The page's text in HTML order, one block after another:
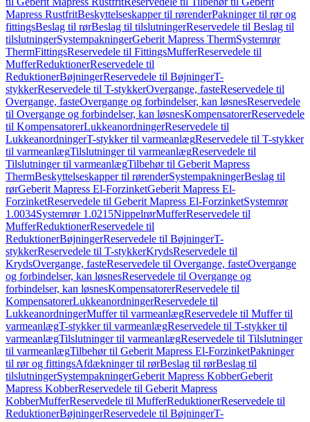
Mapress RustfritBeskyttelseskapper til rørenderPakninger til rør og
fittingsBeslag til rørBeslag til tilslutningerReservedele til Beslag til
tilslutningerSystempakningerGeberit Mapress ThermSystemrør
ThermFittingsReservedele til FittingsMufferReservedele til
MufferReduktionerReservedele til
ReduktionerBøjningerReservedele til BøjningerT-
stykkerReservedele til T-stykkerOvergange, fasteReservedele til
Overgange, fasteOvergange og forbindelser, kan løsnesReservedele
til Overgange og forbindelser, kan løsnesKompensatorerReservedele
til KompensatorerLukkeanordningerReservedele til
LukkeanordningerT-stykker til varmeanlægReservedele til T-stykker
til varmeanlægTilslutninger til varmeanlægReservedele til
Tilslutninger til varmeanlægTilbehør til Geberit Mapress
ThermBeskyttelseskapper til rørenderSystempakningerBeslag til
rørGeberit Mapress El-ForzinketGeberit Mapress El-
ForzinketReservedele til Geberit Mapress El-ForzinketSystemrør
1.0034Systemrør 1.0215NippelrørMufferReservedele til
MufferReduktionerReservedele til
ReduktionerBøjningerReservedele til BøjningerT-
stykkerReservedele til T-stykkerKrydsReservedele til
KrydsOvergange, fasteReservedele til Overgange, fasteOvergange
og forbindelser, kan løsnesReservedele til Overgange og
forbindelser, kan løsnesKompensatorerReservedele til
KompensatorerLukkeanordningerReservedele til
LukkeanordningerMuffer til varmeanlægReservedele til Muffer til
varmeanlægT-stykker til varmeanlægReservedele til T-stykker til
varmeanlægTilslutninger til varmeanlægReservedele til Tilslutninger
til varmeanlægTilbehør til Geberit Mapress El-ForzinketPakninger
til rør og fittingsAfdækninger til rørBeslag til rørBeslag til
tilslutningerSystempakningerGeberit Mapress KobberGeberit
Mapress KobberReservedele til Geberit Mapress
KobberMufferReservedele til MufferReduktionerReservedele til
ReduktionerBøjningerReservedele til BøjningerT-